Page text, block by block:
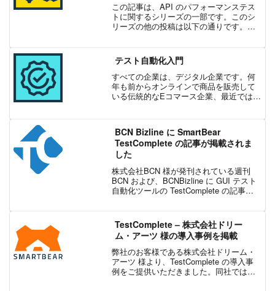
この記事は、API のパフォーマンステス
トに関するシリーズの一部です。このシ
リーズの他の投稿は以下の通りです。パ
も、自社のインフラ内で API を構築して
いる...
テスト自動化入門
すべての企業は、デジタル企業です。何
年も前からオンラインで商品を販売して
いる伝統的なEコマース企業、最近では遠
変化した企業など、...
BCN Bizline に SmartBear
TestComplete の記事が掲載されま
した
株式会社BCN 様が発刊されている週刊
BCN および、BCNBizline に GUI テスト
自動化ツールの TestComplete の記事が
ITビジネスの...
TestComplete – 株式会社ドリー
ム・アーツ 様の導入事例を掲載
弊社のお客様である株式会社ドリーム・
アーツ 様より、TestComplete の導入事
例をご提供いただきました。同社では、